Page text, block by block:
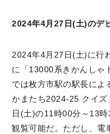
2024年4月27日(土)のデ
2024年4月27日(土)に行
に「13000系きかんしゃ
では枚方市駅の駅長によ
かまたち2024-25 クイ
日(土)の11時00分～13
観覧可能だ。ただし、電